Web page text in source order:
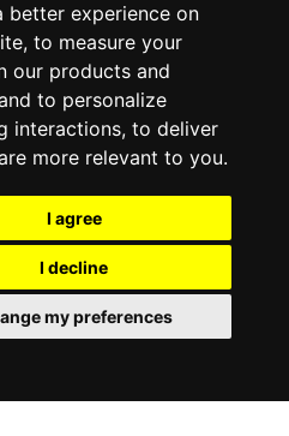
better experience on
, to measure your
our products and
to personalize
interactions, to deliver
more relevant to you.
I agree
I decline
my preferences
aizsargātas